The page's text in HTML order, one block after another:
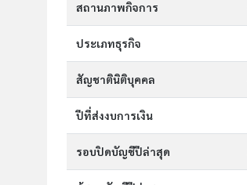
สถานภาพกิจการ
ประเภทธุรกิจ
สัญชาตินิติบุคคล
ปีที่ส่งงบการเงิน
รอบปิดบัญชีปีล่าสุด